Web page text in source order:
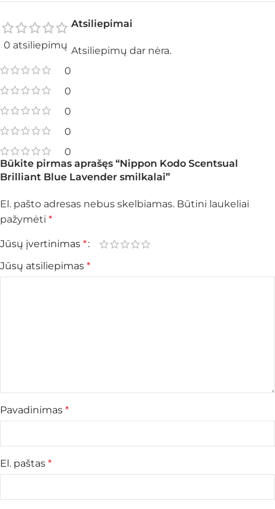
0 atsiliepimų
0
0
0
0
0
Atsiliepimai
Atsiliepimų dar nėra.
Būkite pirmas aprašęs “Nippon Kodo Scentsual
Brilliant Blue Lavender smilkalai”
El. pašto adresas nebus skelbiamas. Būtini laukeliai
pažymėti *
Jūsų įvertinimas *
Jūsų atsiliepimas *
Pavadinimas *
El. paštas *